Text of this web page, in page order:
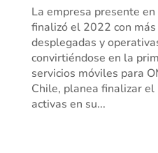
La empresa presente
finalizó el 2022 con
desplegadas y
convirtiéndose en la
servicios móviles para
Chile, planea finalizar
activas en su...